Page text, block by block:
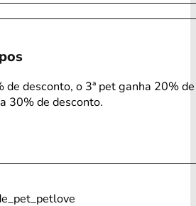
de desconto, o 3ª pet ganha 20%
30% de desconto.